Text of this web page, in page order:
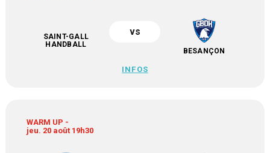
SAINT-GALL
HANDBALL
vs
BESANÇON
INFOS
WARM UP -
jeu. 20 août 19h30